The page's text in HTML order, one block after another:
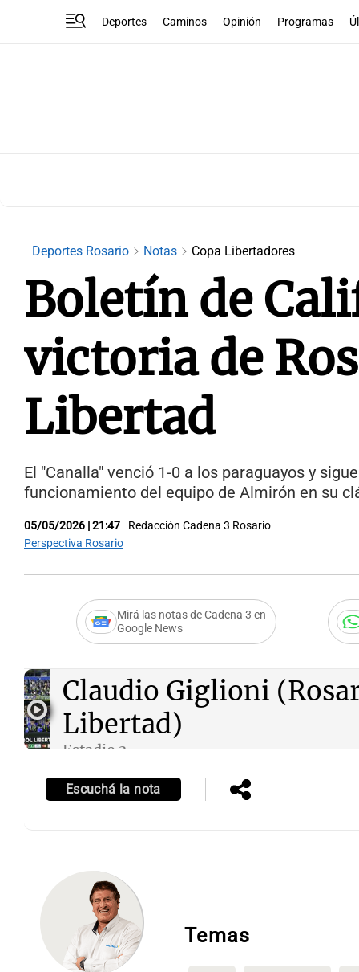
Deportes Caminos Opinión Programas
Deportes Rosario Notas Copa Libertadores
Boletín de
victoria de
Libertad
El "Canalla" venció 1-0 a los paraguayos y
funcionamiento del equipo de Almirón en su
05/05/2026 | 21:47
Redacción Cadena 3 Rosario
Perspectiva Rosario
Mirá las notas de Cadena 3 en
Google News
Claudio Giglioni
Libertad)
Estadio 3
Escuchá la nota
Temas